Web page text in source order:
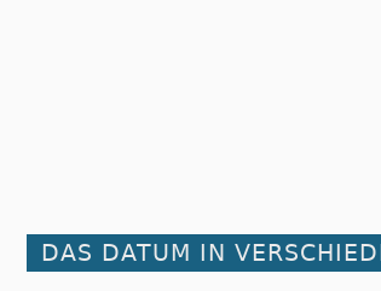
DAS DATUM IN